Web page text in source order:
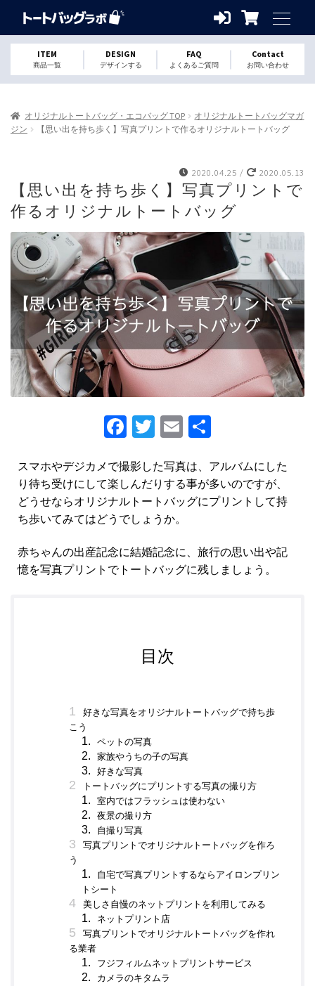
ITEM
商品一覧
DESIGN
デザインする
FAQ
よくあるご質問
Contact
お問い合わせ
オリジナルトートバッグ・エコバッグ TOP
オリジナルトートバッグマガ
ジン
【思い出を持ち歩く】写真プリントで作るオリジナルトートバッグ
2020.04.25 / 2020.05.13
【思い出を持ち歩く】写真プリントで
作るオリジナルトートバッグ
Fa
b
o
o
T
tt
er
E
ai
l
ar
e
スマホやデジカメで撮影した写真は、アルバムにした
り待ち受けにして楽しんだりする事が多いのですが、
どうせならオリジナルトートバッグにプリントして持
ち歩いてみてはどうでしょうか。
赤ちゃんの出産記念に結婚記念に、旅行の思い出や記
憶を写真プリントでトートバッグに残しましょう。
目次
好きな写真をオリジナルトートバッグで持ち歩
こう
ペットの写真
家族やうちの子の写真
好きな写真
トートバッグにプリントする写真の撮り方
室内ではフラッシュは使わない
夜景の撮り方
自撮り写真
写真プリントでオリジナルトートバッグを作ろ
う
自宅で写真プリントするならアイロンプリン
トシート
美しさ自慢のネットプリントを利用してみる
ネットプリント店
写真プリントでオリジナルトートバッグを作れ
る業者
フジフィルムネットプリントサービス
カメラのキタムラ